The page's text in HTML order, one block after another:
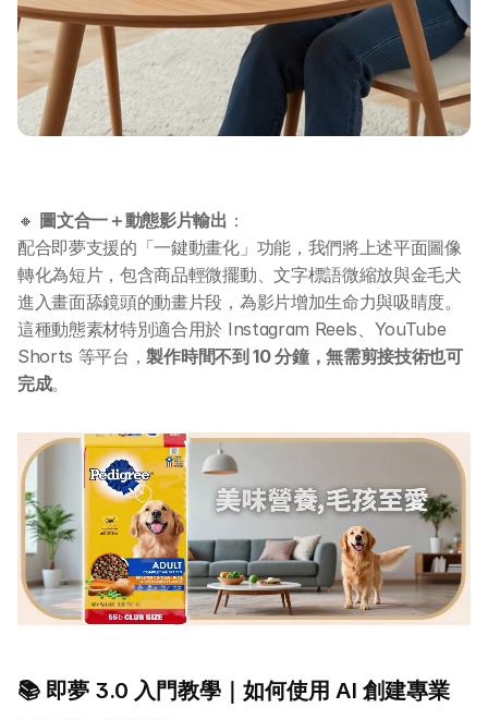
🔸 圖文合一＋動態影片輸出 ：
配合即夢支援的「一鍵動畫化」功能，我們將上述平面圖像
轉化為短片，包含商品輕微擺動、文字標語微縮放與金毛犬
進入畫面舔鏡頭的動畫片段，為影片增加生命力與吸睛度。
這種動態素材特別適合用於 Instagram Reels、YouTube
Shorts 等平台，製作時間不到 10 分鐘，無需剪接技術也可
完成。
📚 即夢 3.0 入門教學｜如何使用 AI 創建專業
關於 DotAI
所有課程
全系列 30 小時
AI-in-One 全年 AI 學習通行證
全系列 29 小時
AI Builder 實戰訓練營
各類應用主題
DotAI 課程時間表
AI 活動
AI 攻略及資訊
AI 企業培訓
學校 AI 培訓